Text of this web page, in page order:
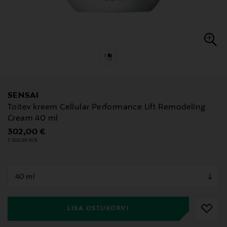
SENSAI
Toitev kreem Cellular Performance Lift Remodeling
Cream 40 ml
Original Price
302,00 €
7 550,00 €/1l
LISA OSTUKORVI